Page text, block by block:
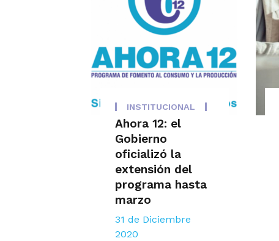
INSTITUCIONAL
Ahora 12: el
Gobierno
oficializó la
extensión del
programa hasta
marzo
31 de Diciembre
2020